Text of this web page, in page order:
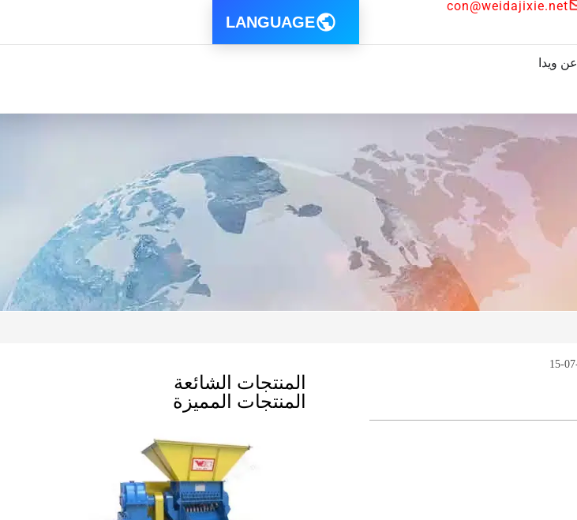
con@weidajixie.net
LANGUAGE
عن ويدا
المنتجات الشائعة
المنتجات المميزة